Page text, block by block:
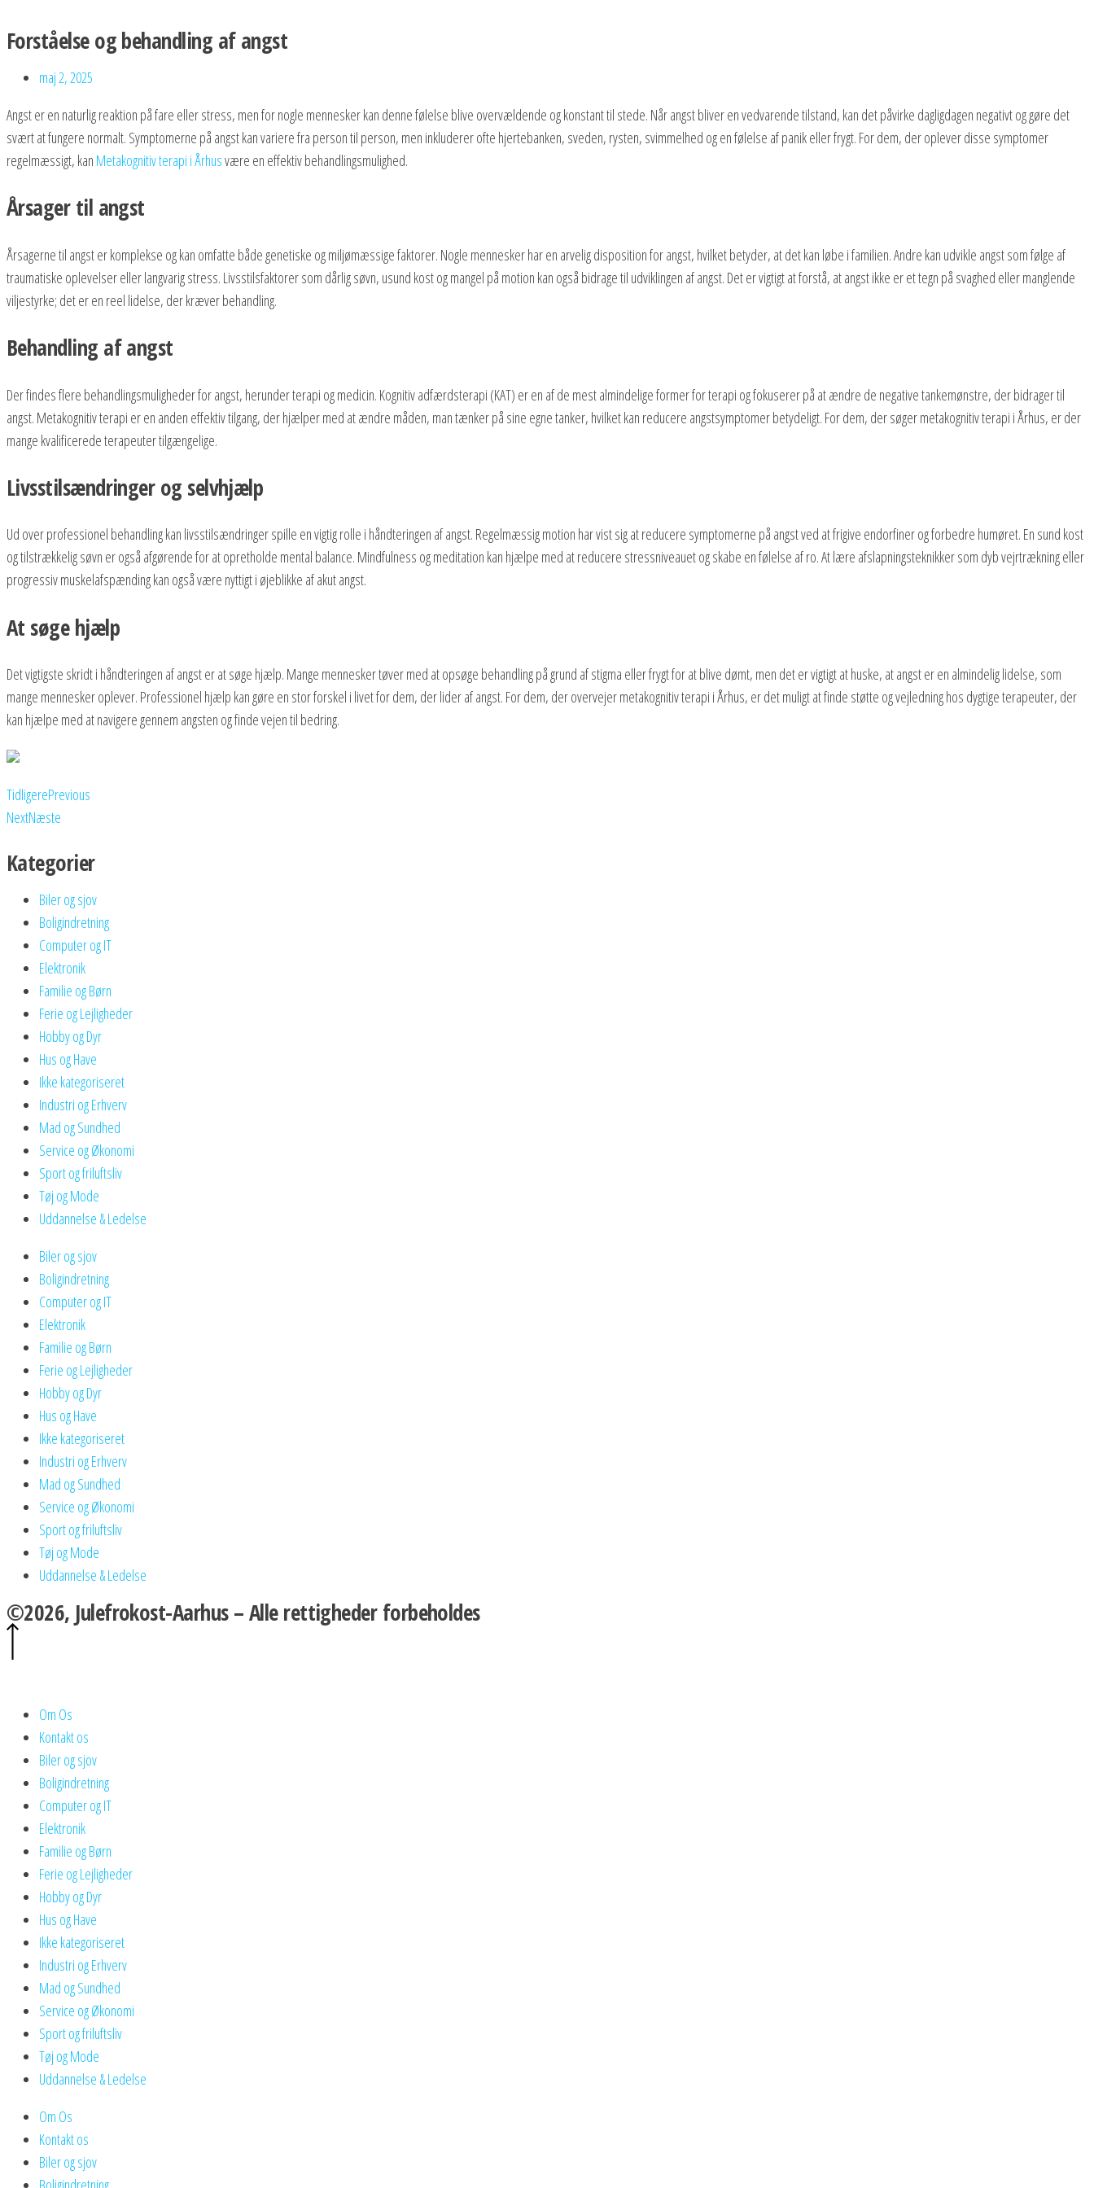
to
content
Forståelse og behandling af angst
maj 2, 2025
Angst er en naturlig reaktion på fare eller stress, men for nogle mennesker kan denne følelse blive overvældende og konstant til stede. Når angst bliver en vedvarende tilstand, kan det påvirke dagligdagen negativt og gøre det
svært at fungere normalt. Symptomerne på angst kan variere fra person til person, men inkluderer ofte hjertebanken, sveden, rysten, svimmelhed og en følelse af panik eller frygt. For dem, der oplever disse symptomer
regelmæssigt, kan Metakognitiv terapi i Århusvære en effektiv behandlingsmulighed.
Årsager til angst
Årsagerne til angst er komplekse og kan omfatte både genetiske og miljømæssige faktorer. Nogle mennesker har en arvelig disposition for angst, hvilket betyder, at det kan løbe i familien. Andre kan udvikle angst som følge af
traumatiske oplevelser eller langvarig stress. Livsstilsfaktorer som dårlig søvn, usund kost og mangel på motion kan også bidrage til udviklingen af angst. Det er vigtigt at forstå, at angst ikke er et tegn på svaghed eller manglende
viljestyrke; det er en reel lidelse, der kræver behandling.
Behandling af angst
Der findes flere behandlingsmuligheder for angst, herunder terapi og medicin. Kognitiv adfærdsterapi (KAT) er en af de mest almindelige former for terapi og fokuserer på at ændre de negative tankemønstre, der bidrager til
angst. Metakognitiv terapi er en anden effektiv tilgang, der hjælper med at ændre måden, man tænker på sine egne tanker, hvilket kan reducere angstsymptomer betydeligt. For dem, der søger metakognitiv terapi i Århus, er der
mange kvalificerede terapeuter tilgængelige.
Livsstilsændringer og selvhjælp
Ud over professionel behandling kan livsstilsændringer spille en vigtig rolle i håndteringen af angst. Regelmæssig motion har vist sig at reducere symptomerne på angst ved at frigive endorfiner og forbedre humøret. En sund kost
og tilstrækkelig søvn er også afgørende for at opretholde mental balance. Mindfulness og meditation kan hjælpe med at reducere stressniveauet og skabe en følelse af ro. At lære afslapningsteknikker som dyb vejrtrækning eller
progressiv muskelafspænding kan også være nyttigt i øjeblikke af akut angst.
At søge hjælp
Det vigtigste skridt i håndteringen af angst er at søge hjælp. Mange mennesker tøver med at opsøge behandling på grund af stigma eller frygt for at blive dømt, men det er vigtigt at huske, at angst er en almindelig lidelse, som
mange mennesker oplever. Professionel hjælp kan gøre en stor forskel i livet for dem, der lider af angst. For dem, der overvejer metakognitiv terapi i Århus, er det muligt at finde støtte og vejledning hos dygtige terapeuter, der
kan hjælpe med at navigere gennem angsten og finde vejen til bedring.
TidligerePrevious
NextNæste
Kategorier
Biler og sjov
Boligindretning
Computer og IT
Elektronik
Familie og Børn
Ferie og Lejligheder
Hobby og Dyr
Hus og Have
Ikke kategoriseret
Industri og Erhverv
Mad og Sundhed
Service og Økonomi
Sport og friluftsliv
Tøj og Mode
Uddannelse & Ledelse
Biler og sjov
Boligindretning
Computer og IT
Elektronik
Familie og Børn
Ferie og Lejligheder
Hobby og Dyr
Hus og Have
Ikke kategoriseret
Industri og Erhverv
Mad og Sundhed
Service og Økonomi
Sport og friluftsliv
Tøj og Mode
Uddannelse & Ledelse
©2026, Julefrokost-Aarhus – Alle rettigheder forbeholdes
Om Os
Kontakt os
Biler og sjov
Boligindretning
Computer og IT
Elektronik
Familie og Børn
Ferie og Lejligheder
Hobby og Dyr
Hus og Have
Ikke kategoriseret
Industri og Erhverv
Mad og Sundhed
Service og Økonomi
Sport og friluftsliv
Tøj og Mode
Uddannelse & Ledelse
Om Os
Kontakt os
Biler og sjov